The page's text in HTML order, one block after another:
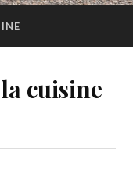
cuisine